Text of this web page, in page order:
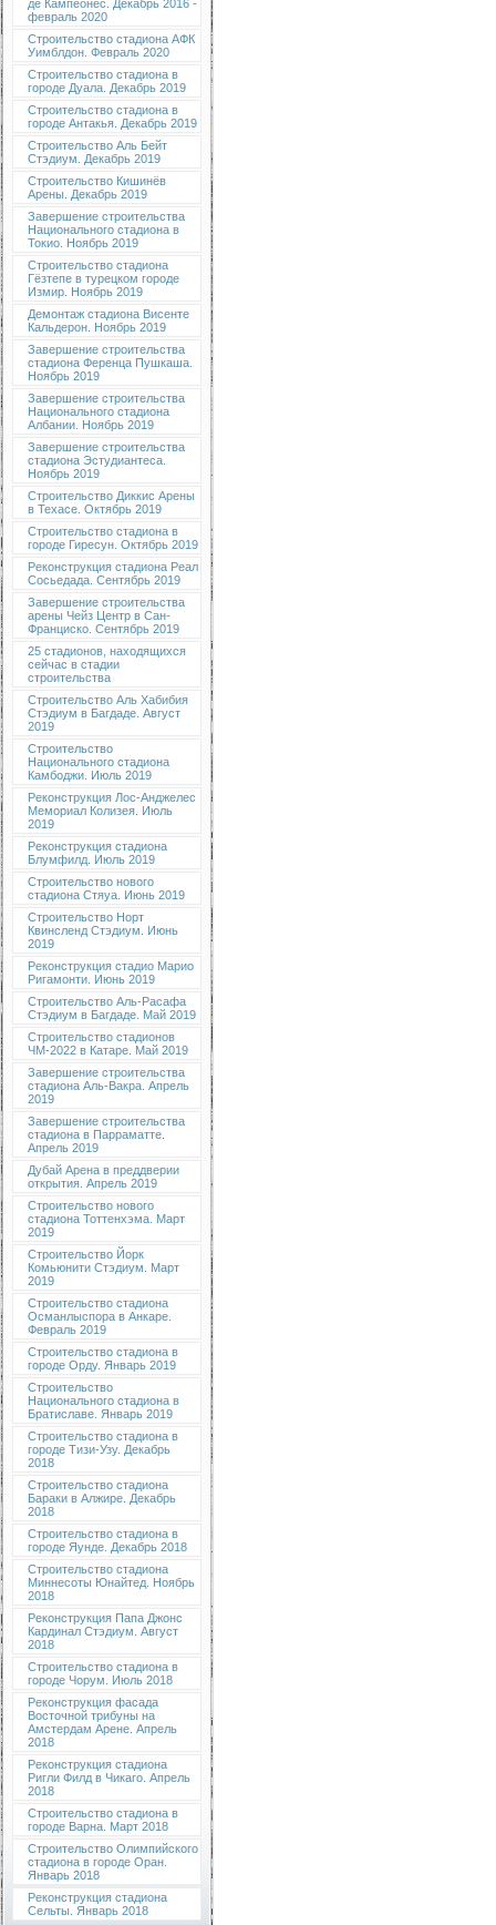
де Кампеонес. Декабрь 2016 -
февраль 2020
Строительство стадиона АФК
Уимблдон. Февраль 2020
Строительство стадиона в
городе Дуала. Декабрь 2019
Строительство стадиона в
городе Антакья. Декабрь 2019
Строительство Аль Бейт
Стэдиум. Декабрь 2019
Строительство Кишинёв
Арены. Декабрь 2019
Завершение строительства
Национального стадиона в
Токио. Ноябрь 2019
Строительство стадиона
Гёзтепе в турецком городе
Измир. Ноябрь 2019
Демонтаж стадиона Висенте
Кальдерон. Ноябрь 2019
Завершение строительства
стадиона Ференца Пушкаша.
Ноябрь 2019
Завершение строительства
Национального стадиона
Албании. Ноябрь 2019
Завершение строительства
стадиона Эстудиантеса.
Ноябрь 2019
Строительство Диккис Арены
в Техасе. Октябрь 2019
Строительство стадиона в
городе Гиресун. Октябрь 2019
Реконструкция стадиона Реал
Сосьедада. Сентябрь 2019
Завершение строительства
арены Чейз Центр в Сан-
Франциско. Сентябрь 2019
25 стадионов, находящихся
сейчас в стадии
строительства
Строительство Аль Хабибия
Стэдиум в Багдаде. Август
2019
Строительство
Национального стадиона
Камбоджи. Июль 2019
Реконструкция Лос-Анджелес
Мемориал Колизея. Июль
2019
Реконструкция стадиона
Блумфилд. Июль 2019
Строительство нового
стадиона Стяуа. Июнь 2019
Строительство Норт
Квинсленд Стэдиум. Июнь
2019
Реконструкция стадио Марио
Ригамонти. Июнь 2019
Строительство Аль-Расафа
Стэдиум в Багдаде. Май 2019
Строительство стадионов
ЧМ-2022 в Катаре. Май 2019
Завершение строительства
стадиона Аль-Вакра. Апрель
2019
Завершение строительства
стадиона в Парраматте.
Апрель 2019
Дубай Арена в преддверии
открытия. Апрель 2019
Строительство нового
стадиона Тоттенхэма. Март
2019
Строительство Йорк
Комьюнити Стэдиум. Март
2019
Строительство стадиона
Османлыспора в Анкаре.
Февраль 2019
Строительство стадиона в
городе Орду. Январь 2019
Строительство
Национального стадиона в
Братиславе. Январь 2019
Строительство стадиона в
городе Тизи-Узу. Декабрь
2018
Строительство стадиона
Бараки в Алжире. Декабрь
2018
Строительство стадиона в
городе Яунде. Декабрь 2018
Строительство стадиона
Миннесоты Юнайтед. Ноябрь
2018
Реконструкция Папа Джонс
Кардинал Стэдиум. Август
2018
Строительство стадиона в
городе Чорум. Июль 2018
Реконструкция фасада
Восточной трибуны на
Амстердам Арене. Апрель
2018
Реконструкция стадиона
Ригли Филд в Чикаго. Апрель
2018
Строительство стадиона в
городе Варна. Март 2018
Строительство Олимпийского
стадиона в городе Оран.
Январь 2018
Реконструкция стадиона
Сельты. Январь 2018